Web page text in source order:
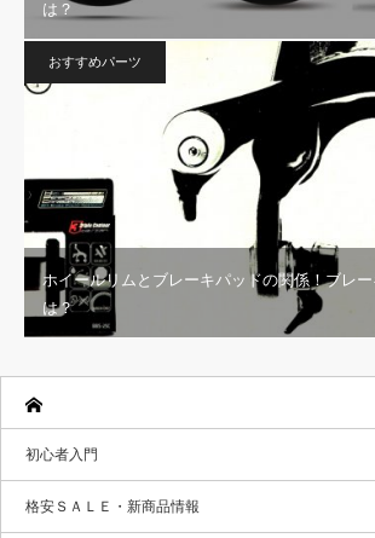
は？
おすすめパーツ
ホイールリムとブレーキパッドの関係！ブレ
は？
初心者入門
格安ＳＡＬＥ・新商品情報